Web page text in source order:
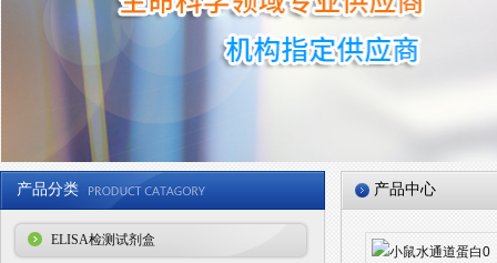
产品分类
ELISA检测试剂盒
产品中心